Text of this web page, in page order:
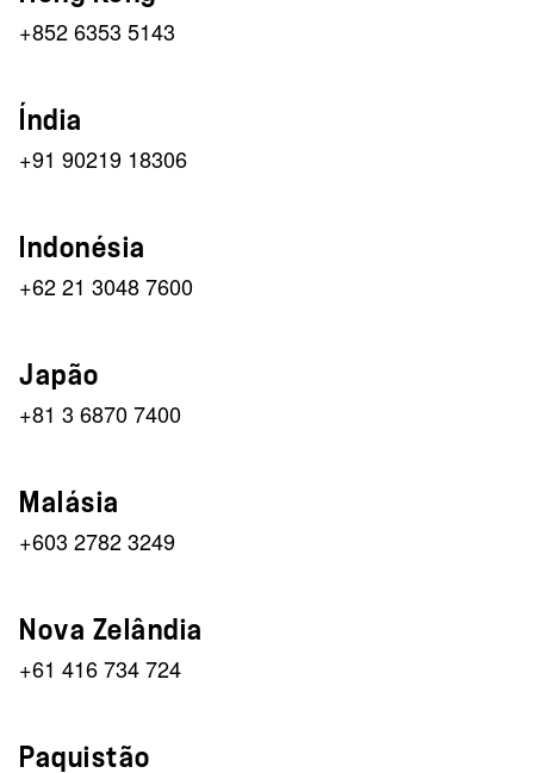
+852 6353 5143
Índia
+91 90219 18306
Indonésia
+62 21 3048 7600
Japão
+81 3 6870 7400
Malásia
+603 2782 3249
Nova Zelândia
+61 416 734 724
Paquistão